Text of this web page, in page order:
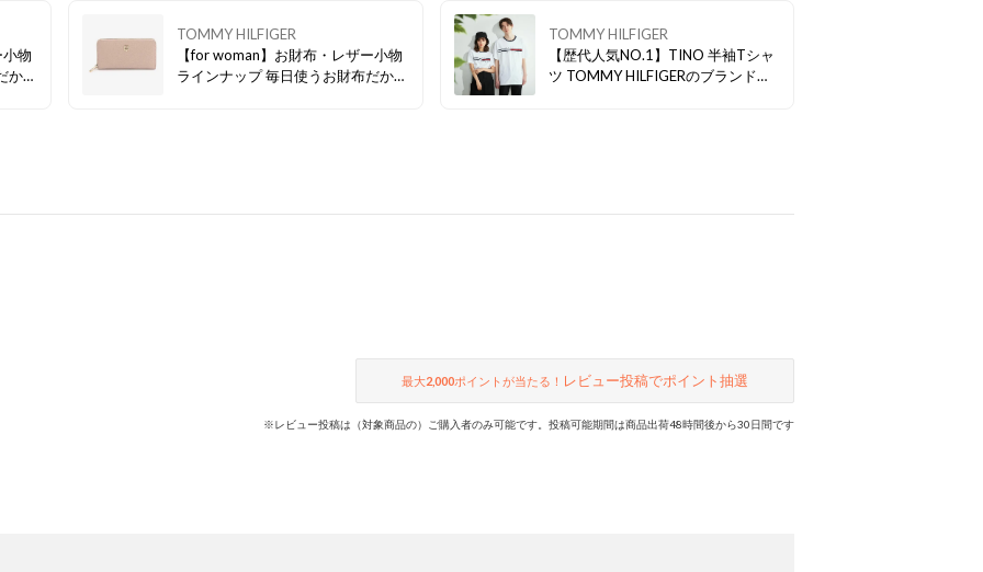
デザインからアイコニックなロゴま
で、是非お買い物の参考にチェック
してみてください♪
Ｔシャツ。
小物
から
TOMMY HILFIGER
【for woman】お財布・レザー小物
ラインナップ 毎日使うお財布だから
TOMMY HILFIGER
【歴代人気NO.1】TINO 半袖Tシャ
ツ TOMMY HILFIGERのブランドを
最大2,000ポイントが当たる！ レビュー投稿でポイント抽選
※レビュー投稿は（対象商品の）ご購入者のみ可能です。投稿可能期間は商品出荷48時間後から30日間です